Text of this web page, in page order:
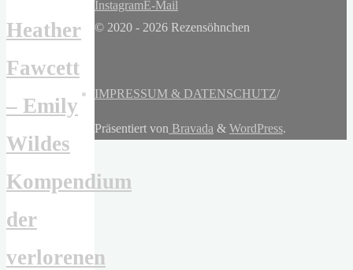
Heather
Fawcett
– Emily
Wildes
Kompendium
der
verlorenen
InstagramE-Mail
© 2020 - 2026 Rezensöhnchen
IMPRESSUM & DATENSCHUTZ/
Präsentiert von Bravada & WordPress.